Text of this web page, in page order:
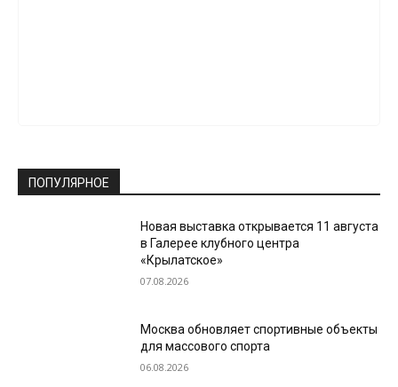
ПОПУЛЯРНОЕ
Новая выставка открывается 11 августа
в Галерее клубного центра
«Крылатское»
07.08.2026
Москва обновляет спортивные объекты
для массового спорта
06.08.2026